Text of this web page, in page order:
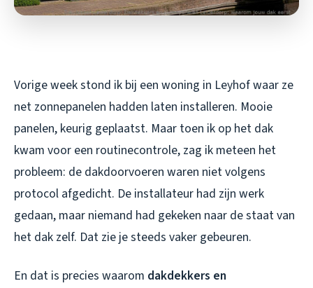
Vorige week stond ik bij een woning in Leyhof waar ze
net zonnepanelen hadden laten installeren. Mooie
panelen, keurig geplaatst. Maar toen ik op het dak
kwam voor een routinecontrole, zag ik meteen het
probleem: de dakdoorvoeren waren niet volgens
protocol afgedicht. De installateur had zijn werk
gedaan, maar niemand had gekeken naar de staat van
het dak zelf. Dat zie je steeds vaker gebeuren.
En dat is precies waarom dakdekkers en